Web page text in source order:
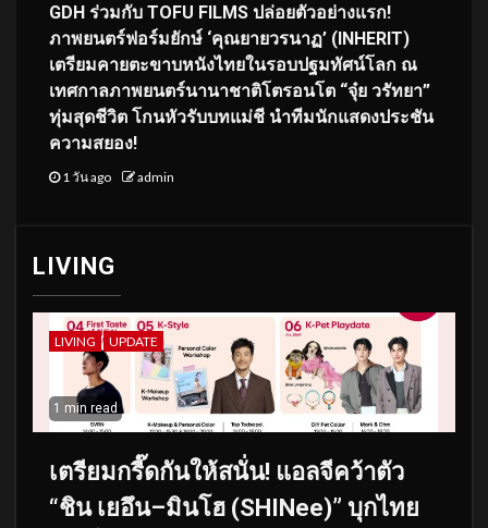
GDH ร่วมกับ TOFU FILMS ปล่อยตัวอย่างแรก!
ภาพยนตร์ฟอร์มยักษ์ ‘คุณยายวรนาฏ’ (INHERIT)
เตรียมคายตะขาบหนังไทยในรอบปฐมทัศน์โลก ณ
เทศกาลภาพยนตร์นานาชาติโตรอนโต “จุ๋ย วรัทยา”
ทุ่มสุดชีวิต โกนหัวรับบทแม่ชี นำทีมนักแสดงประชัน
ความสยอง!
1 วัน ago admin
LIVING
LIVING UPDATE
1 min read
เตรียมกรี๊ดกันให้สนั่น! แอลจีคว้าตัว
“ชิน เยอึน–มินโฮ (SHINee)” บุกไทย